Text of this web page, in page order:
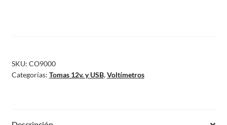
SKU: CO9000
Categorías: Tomas 12v. y USB,Voltímetros